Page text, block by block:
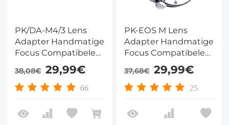
PK/DA-M4/3 Lens
Adapter Handmatige
Focus Compatibele
Pentax K/M/A/FA/DA
Lenzen voor M43 MFT
Camera Lichaam
38,08€ 29,99€
66
PK-EOS M Lens
Adapter Handmatige
Focus Compatibele
Pentax K Lenzen voor
Canon EOS M
Camera Lichaam
37,68€ 29,99€
25